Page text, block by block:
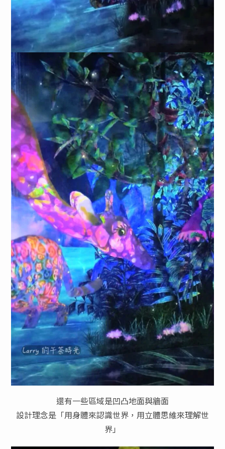
還有一些區域是凹凸地面與牆面
設計理念是「用身體來認識世界，用立體思維來理解世
界」